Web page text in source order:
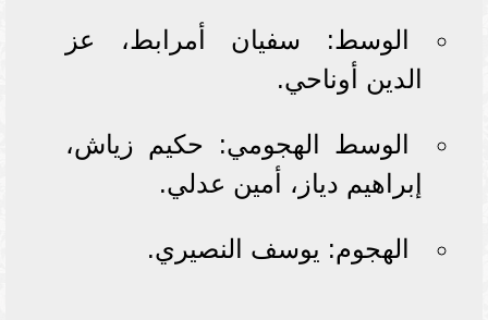
الوسط: سفيان أمرابط، عز
الدين أوناحي.
الوسط الهجومي: حكيم زياش،
إبراهيم دياز، أمين عدلي.
الهجوم: يوسف النصيري.